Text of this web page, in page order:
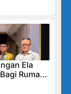
Ela
Rumah